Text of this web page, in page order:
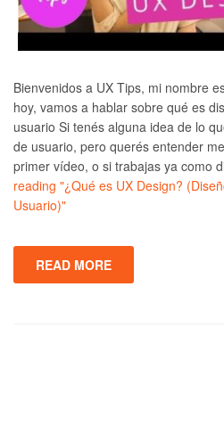
Bienvenidos a UX Tips, mi nombre
hoy, vamos a hablar sobre qué es
usuario Si tenés alguna idea de lo
de usuario, pero querés entender
primer vídeo, o si trabajas ya como
reading "¿Qué es UX Design?
Usuario)"
READ MORE